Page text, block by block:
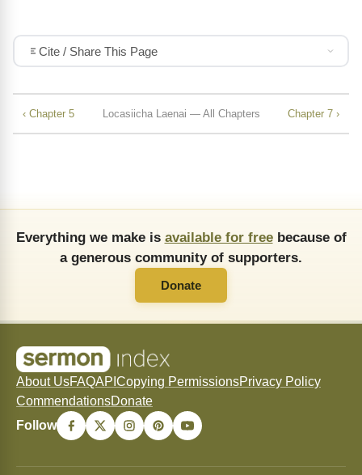
Cite / Share This Page
‹ Chapter 5 Locasiicha Laenai — All Chapters Chapter 7 ›
Everything we make is available for freebecause of
a generous community of supporters.
Donate
About UsFAQAPI Copying PermissionsPrivacy Policy
CommendationsDonate
Follow